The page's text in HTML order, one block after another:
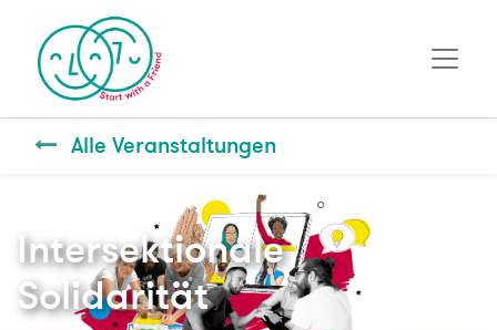
Alle Veranstaltungen
Intersektionale
Solidarität